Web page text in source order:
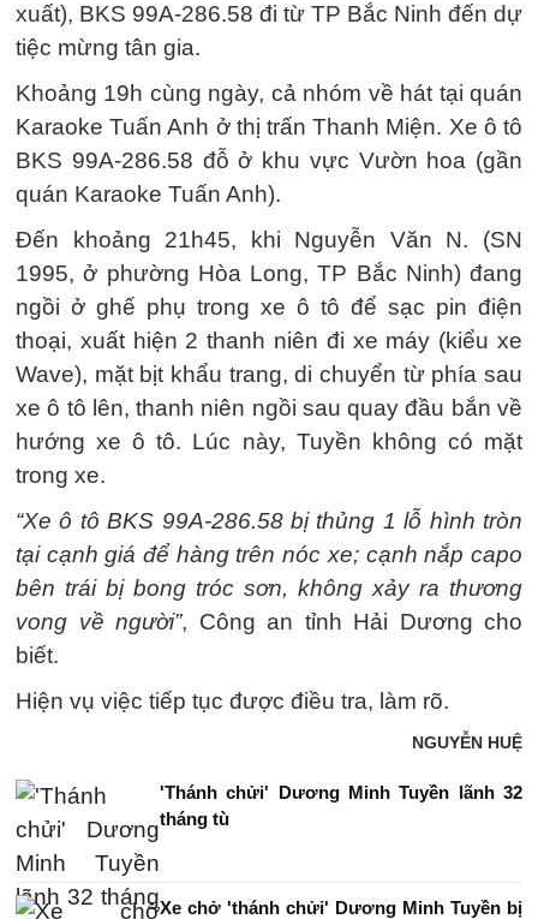
xuất), BKS 99A-286.58 đi từ TP Bắc Ninh đến dự
tiệc mừng tân gia.
Khoảng 19h cùng ngày, cả nhóm về hát tại quán
Karaoke Tuấn Anh ở thị trấn Thanh Miện. Xe ô tô
BKS 99A-286.58 đỗ ở khu vực Vườn hoa (gần
quán Karaoke Tuấn Anh).
Đến khoảng 21h45, khi Nguyễn Văn N. (SN
1995, ở phường Hòa Long, TP Bắc Ninh) đang
ngồi ở ghế phụ trong xe ô tô để sạc pin điện
thoại, xuất hiện 2 thanh niên đi xe máy (kiểu xe
Wave), mặt bịt khẩu trang, di chuyển từ phía sau
xe ô tô lên, thanh niên ngồi sau quay đầu bắn về
hướng xe ô tô. Lúc này, Tuyền không có mặt
trong xe.
“Xe ô tô BKS 99A-286.58 bị thủng 1 lỗ hình tròn
tại cạnh giá để hàng trên nóc xe; cạnh nắp capo
bên trái bị bong tróc sơn, không xảy ra thương
vong về người”, Công an tỉnh Hải Dương cho
biết.
Hiện vụ việc tiếp tục được điều tra, làm rõ.
NGUYỄN HUỆ
'Thánh chửi' Dương Minh Tuyền lãnh 32
tháng tù
Xe chở 'thánh chửi' Dương Minh Tuyền bị